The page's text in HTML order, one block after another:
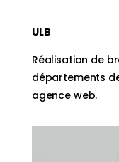
ULB
Réalisation de
départements
agence web.